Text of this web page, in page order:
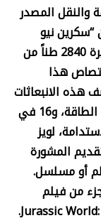
والنقل المصدر
“سكرين نيو
ديل”، ينتج طاقم الفيلم ذي الميزانية الكبيرة 2840 طناً من
هذا
نصف هذه الانبعاثات
يأتي من الوقود، و30 في المائة من مرافق الطاقة، و16 في
لويز
المشورة
أو مسلسل.
من فيلم
Jurassic